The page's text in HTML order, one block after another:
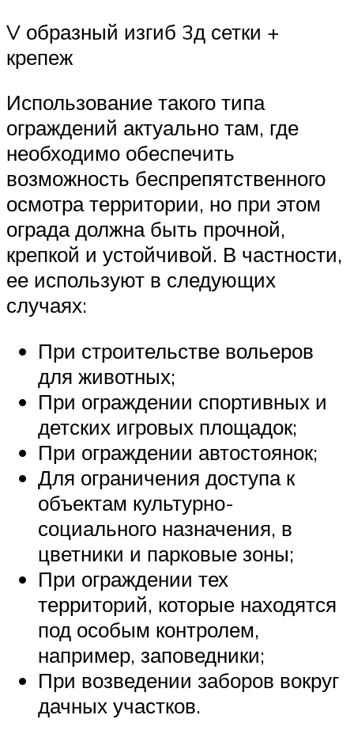
V образный изгиб 3д сетки +
крепеж
Использование такого типа
ограждений актуально там, где
необходимо обеспечить
возможность беспрепятственного
осмотра территории, но при этом
ограда должна быть прочной,
крепкой и устойчивой. В частности,
ее используют в следующих
случаях:
При строительстве вольеров
для животных;
При ограждении спортивных и
детских игровых площадок;
При ограждении автостоянок;
Для ограничения доступа к
объектам культурно-
социального назначения, в
цветники и парковые зоны;
При ограждении тех
территорий, которые находятся
под особым контролем,
например, заповедники;
При возведении заборов вокруг
дачных участков.